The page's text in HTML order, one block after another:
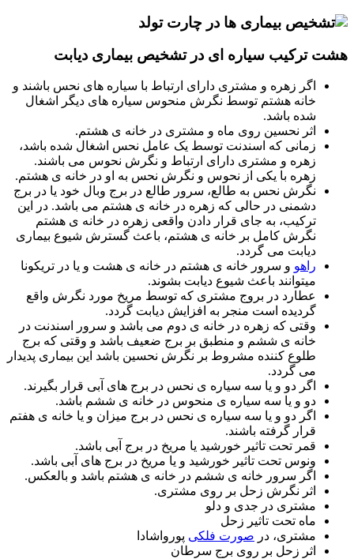
هشت ترکیب سیاره ای در تشخیص بیماری دیابت
اگر زهره و مشتری دارای ارتباط با سیاره های نحس باشند و
خانه هشتم توسط نگرش منحوس سیاره های دیگر اشغال
شده باشد.
اثر نحسین روی ماه و مشتری در خانه ی هشتم.
زمانی که اسندنت توسط یک عامل نحس اشغال شده باشد،
زهره و مشتری دارای ارتباط و نگرش نحوس می باشند.
زهره با یکی از نحوس و نگرش نحس به او در خانه ی هشتم.
نگرش نحس به طالع، سرور طالع در برج وبال خود یا در برج
دشمنی در حالی که زهره در خانه ی هشتم می باشد. در این
ترکیب، به جای قرار دادن واقعی زهره در خانه ی هشتم
نگرش کامل بر خانه ی هشتم، باعث گسترش شیوع بیماری
دیابت می گردد.
راهو و سرور خانه ی هشتم در خانه ی هشت و یا در تریکونا
میتوانند باعث شیوع دیابت بشوند.
عطارد در بروج مشتری که توسط مریخ مورد نگرش واقع
گردیده است منجر به افزایش دیابت گردد.
وقتی که زهره در خانه ی دوم می باشد و سرور اسندنت در
خانه ی ششم و منطبق بر برج ضعیف باشد و وقتی که برج
طلوع کننده مشروط بر نگرش نحسین باشد این بیماری پدیدار
می گردد.
اگر دو و یا سه سیاره ی نحس در برج های آبی قرار بگیرند.
دو و یا سه سیاره ی منحوس در خانه ی ششم باشد.
اگر دو و یا سه سیاره ی نحس در برج میزان و یا خانه ی هفتم
قرار گرفته باشند.
قمر تحت تاثیر خورشید یا مریخ در برج آبی باشد.
ونوس تحت تاثیر خورشید و یا مریخ در برج های آبی باشد.
اگر سرور خانه ی ششم در خانه ی هشتم باشد و بالعکس.
اثر نگرش زحل بر روی مشتری.
مشتری در جدی و دلو
ماه تحت تاثیر زحل
مشتری، در صورت فلکی پورواشادا
اثر زحل بر روی برج سرطان